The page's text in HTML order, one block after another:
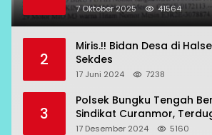
7 Oktober 2025 41564
2
Miris.!! Bidan Desa di
Sekdes
17 Juni 2024 7238
3
Polsek Bungku Tengah
Sindikat Curanmor,
Beraksi di 7 Lokasi
17 Desember 2024 5160